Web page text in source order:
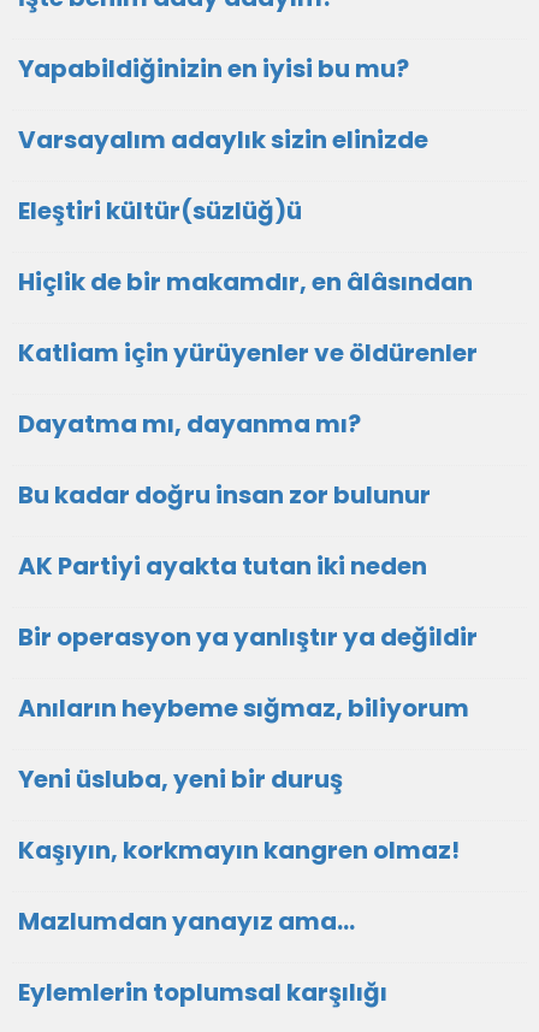
Yapabildiğinizin en iyisi bu mu?
Varsayalım adaylık sizin elinizde
Eleştiri kültür(süzlüğ)ü
Hiçlik de bir makamdır, en âlâsından
Katliam için yürüyenler ve öldürenler
Dayatma mı, dayanma mı?
Bu kadar doğru insan zor bulunur
AK Partiyi ayakta tutan iki neden
Bir operasyon ya yanlıştır ya değildir
Anıların heybeme sığmaz, biliyorum
Yeni üsluba, yeni bir duruş
Kaşıyın, korkmayın kangren olmaz!
Mazlumdan yanayız ama…
Eylemlerin toplumsal karşılığı